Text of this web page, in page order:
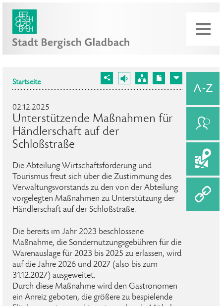
Startseite
02.12.2025
Unterstützende Maßnahmen für
Händlerschaft auf der
Schloßstraße
Die Abteilung Wirtschaftsförderung und
Tourismus freut sich über die Zustimmung des
Verwaltungsvorstands zu den von der Abteilung
vorgelegten Maßnahmen zu Unterstützung der
Händlerschaft auf der Schloßstraße.
Die bereits im Jahr 2023 beschlossene
Maßnahme, die Sondernutzungsgebühren für die
Warenauslage für 2023 bis 2025 zu erlassen, wird
auf die Jahre 2026 und 2027 (also bis zum
31.12.2027) ausgeweitet.
Durch diese Maßnahme wird den Gastronomen
ein Anreiz geboten, die größere zu bespielende